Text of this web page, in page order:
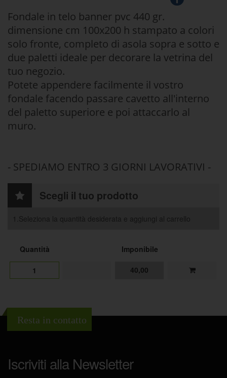
Fondale in telo banner pvc 440 gr.
dimensione cm 100x200 h stampato a colori
solo fronte, completo di asola sopra e sotto e
due paletti ideale per decorare la vetrina del
tuo negozio.
Potete appendere facilmente il vostro
fondale facendo passare cavetto all'interno
del paletto superiore e poi attaccarlo al
muro.
- SPEDIAMO ENTRO 3 GIORNI LAVORATIVI -
Scegli il tuo prodotto
1.Seleziona la quantità desiderata e aggiungi al carrello
Quantità Imponibile
1 40,00
Resta in contatto
Iscriviti alla Newsletter